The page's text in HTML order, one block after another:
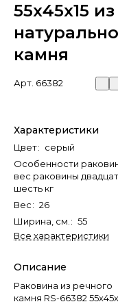
55х45х15 из
камня
Арт. 66382
Характеристики
Цвет: серый
Особенности
вес раковины
шесть кг
Вес: 26
Ширина, см. : 55
Все характеристики
Описание
Раковина из речного
камня RS-66382